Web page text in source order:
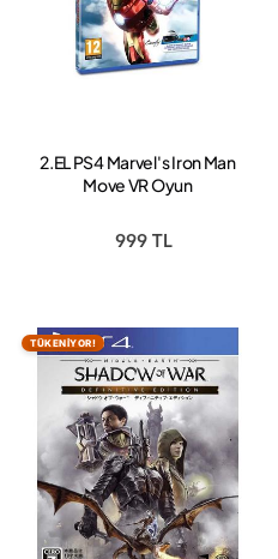
2.EL PS4 Marvel's Iron Man
Move VR Oyun
999 TL
TÜKENİYOR!